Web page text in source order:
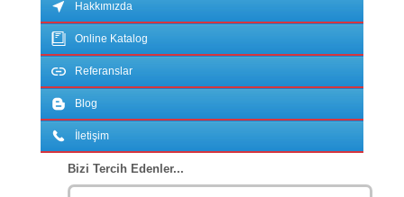
Hakkımızda
Online Katalog
Referanslar
Blog
İletişim
Bizi Tercih Edenler...